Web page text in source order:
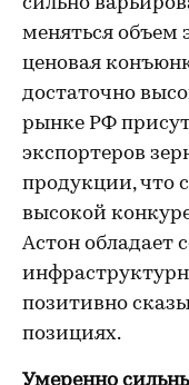
меняться объем
ценовая
достаточно
рынке РФ
экспортеров
продукции, что
высокой
Астон обладает
позитивно
позициях.